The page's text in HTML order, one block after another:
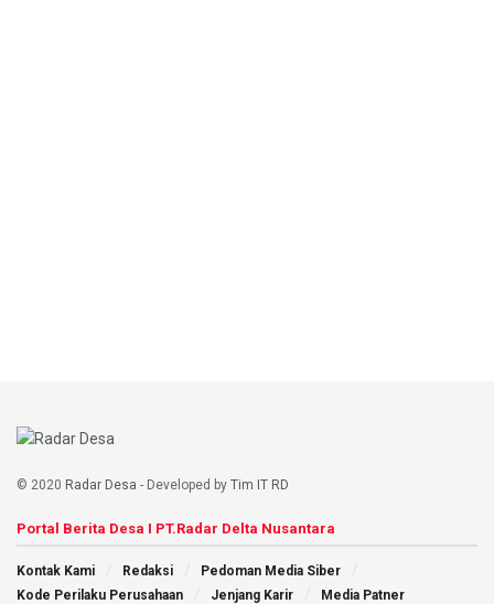
© 2020 Radar Desa - Developed by Tim IT RD
Portal Berita Desa I PT.Radar Delta Nusantara
Kontak Kami Redaksi
Pedoman Media Siber
Kode Perilaku Perusahaan
Jenjang Karir Media Patner